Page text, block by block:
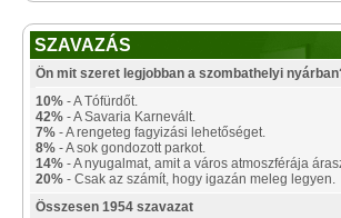
SZAVAZÁS
Ön mit szeret legjobban a szombathelyi
10% - A Tófürdőt.
42% - A Savaria Karnevált.
7% - A rengeteg fagyizási lehetőséget.
8% - A sok gondozott parkot.
14% - A nyugalmat, amit a város atmoszférája
20% - Csak az számít, hogy igazán meleg legyen.
Összesen 1954 szavazat